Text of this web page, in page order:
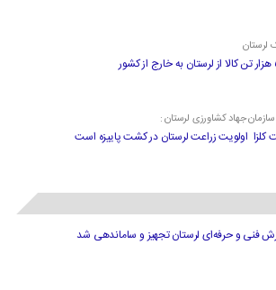
لرستان
جهاد کشاورزی لرستان :
اولویت زراعت لرستان در کشت پاییزه است